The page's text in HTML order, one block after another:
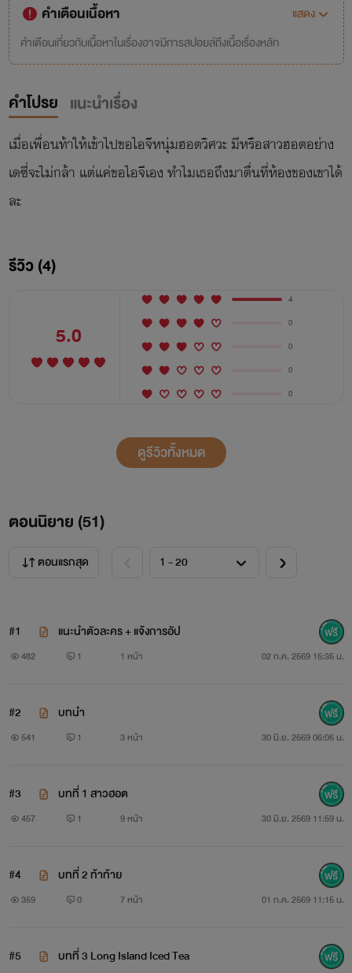
คำเตือนเนื้อหา
แสดง
คำเตือนเกี่ยวกับเนื้อหาในเรื่องอาจมีการสปอยล์ถึงเนื้อเรื่องหลัก
คำโปรย แนะนำเรื่อง
เมื่อเพื่อนท้าให้เข้าไปขอไอจีหนุ่มฮอตวิศวะ มีหรือสาวฮอตอย่าง
เดซี่จะไม่กล้า แต่แค่ขอไอจีเอง ทำไมเธอถึงมาตื่นที่ห้องของเขาได้
ละ
รีวิว (4)
5.0
4
0
0
0
0
ดูรีวิวทั้งหมด
ตอนนิยาย (51)
ตอนแรกสุด
#1 แนะนำตัวละคร + แจ้งการอัป
482 1 1 หน้า 02 ก.ค. 2569 15:35 น.
#2 บทนำ
541 1 3 หน้า 30 มิ.ย. 2569 06:06 น.
#3 บทที่ 1 สาวฮอต
457 1 9 หน้า 30 มิ.ย. 2569 11:59 น.
#4 บทที่ 2 ท้าท้าย
359 0 7 หน้า 01 ก.ค. 2569 11:15 น.
#5 บทที่ 3 Long Island Iced Tea